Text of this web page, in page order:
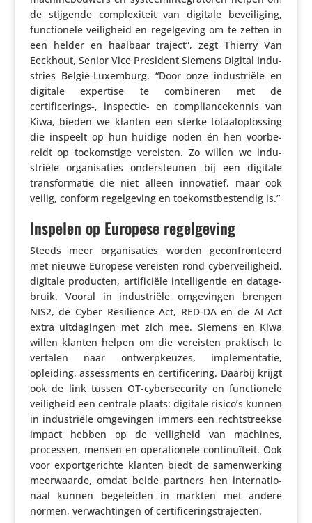
de stijgende complexi­teit van digitale bevei­li­ging,
func­ti­o­nele veilig­heid en regel­ge­ving om te zetten in
een helder en haalbaar traject”, zegt Thierry Van
Eeckhout, Senior Vice President Siemens Digital Indu­
stries België-Luxemburg. “Door onze indu­striële en
digitale expertise te combi­neren met de
certificerings‑, inspectie- en compli­an­ce­kennis van
Kiwa, bieden we klanten een sterke totaal­op­los­sing
die inspeelt op hun huidige noden én hen voor­be­
reidt op toekom­stige vereisten. Zo willen we indu­
striële orga­ni­sa­ties onder­steunen bij een digitale
trans­for­matie die niet alleen inno­va­tief, maar ook
veilig, conform regel­ge­ving en toekomst­be­stendig is.”
Inspelen op Europese regelgeving
Steeds meer orga­ni­sa­ties worden gecon­fron­teerd
met nieuwe Europese vereisten rond cyber­vei­lig­heid,
digitale producten, arti­fi­ciële intel­li­gentie en data­ge­
bruik. Vooral in indu­striële omge­vingen brengen
NIS2, de Cyber Resi­lience Act, RED-DA en de AI Act
extra uitda­gingen met zich mee. Siemens en Kiwa
willen klanten helpen om die vereisten praktisch te
vertalen naar ontwerp­keuzes, imple­men­tatie,
opleiding, assess­ments en certi­fi­ce­ring. Daarbij krijgt
ook de link tussen OT-cyber­se­cu­rity en func­ti­o­nele
veilig­heid een centrale plaats: digitale risico’s kunnen
in indu­striële omge­vingen immers een recht­streekse
impact hebben op de veilig­heid van machines,
processen, mensen en opera­ti­o­nele conti­nu­ï­teit. Ook
voor export­ge­richte klanten biedt de samen­wer­king
meer­waarde, omdat beide partners hen inter­na­ti­o­
naal kunnen bege­leiden in markten met andere
normen, verwach­tingen of certificeringstrajecten.